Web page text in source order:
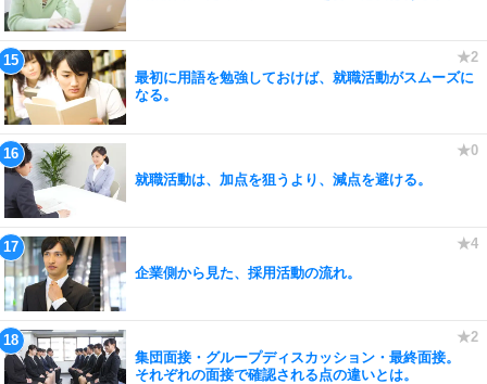
最初に用語を勉強しておけば、就職活動がスムーズに
なる。
就職活動は、加点を狙うより、減点を避ける。
企業側から見た、採用活動の流れ。
集団面接・グループディスカッション・最終面接。
それぞれの面接で確認される点の違いとは。